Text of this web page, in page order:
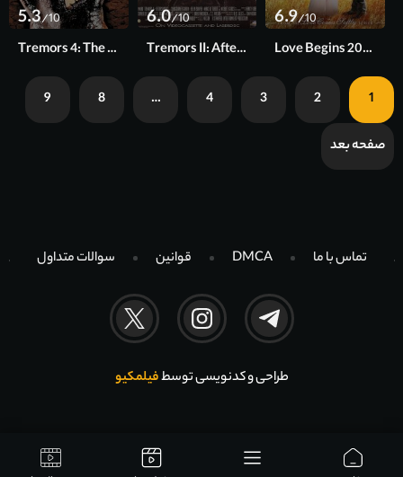
6.9/10
Love Begins 2010
6.0/10
Tremors II: Aftershocks 1996
5.3/10
Tremors 4: The Legend Begins 2004
1
2
3
4
…
8
9
صفحه بعد
تماس با ما DMCA قوانین سوالات متداول
طراحی و کدنویسی توسطفیلمکیو